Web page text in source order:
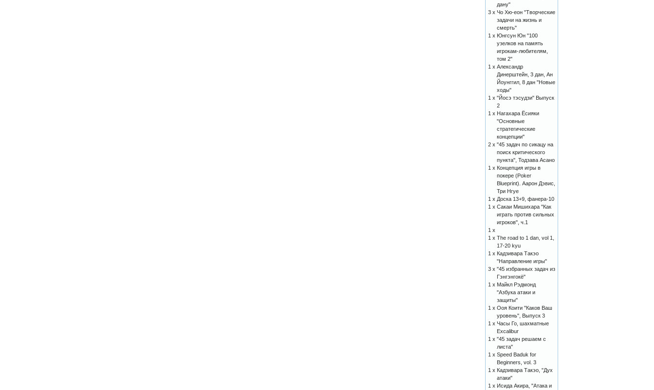
дану"
3 x Чо Хю-еон "Творческие
задачи на жизнь и
смерть"
1 x Юнгсун Юн "100
узелков на память
игрокам-любителям,
том 2"
1 x Александр
Динерштейн, 3 дан, Ан
Йоунггил, 8 дан "Новые
ходы"
1 x "Йосэ тэсудзи" Выпуск
2
1 x Нагахара Ёсияки
"Основные
стратегические
концепции"
2 x "45 задач по сикацу на
поиск критического
пункта", Тодзава Асано
1 x Концепция игры в
покере (Poker
Blueprint). Аарон Дэвис,
Три Нгуе
1 x Доска 13+9, фанера-10
1 x Сакаи Мишихара "Как
играть против сильных
игроков", ч.1
1 x
1 x The road to 1 dan, vol 1,
17-20 kyu
1 x Кадзивара Такэо
"Направление игры"
3 x "45 избранных задач из
Гэнгэнгокё"
1 x Майкл Рэдмонд
"Азбука атаки и
защиты"
1 x Ооя Коити "Каков Ваш
уровень", Выпуск 3
1 x Часы Го, шахматные
Excalibur
1 x "45 задач решаем с
листа"
1 x Speed Baduk for
Beginners, vol. 3
1 x Кадзивара Такэо, "Дух
атаки"
1 x Исида Акира, "Атака и